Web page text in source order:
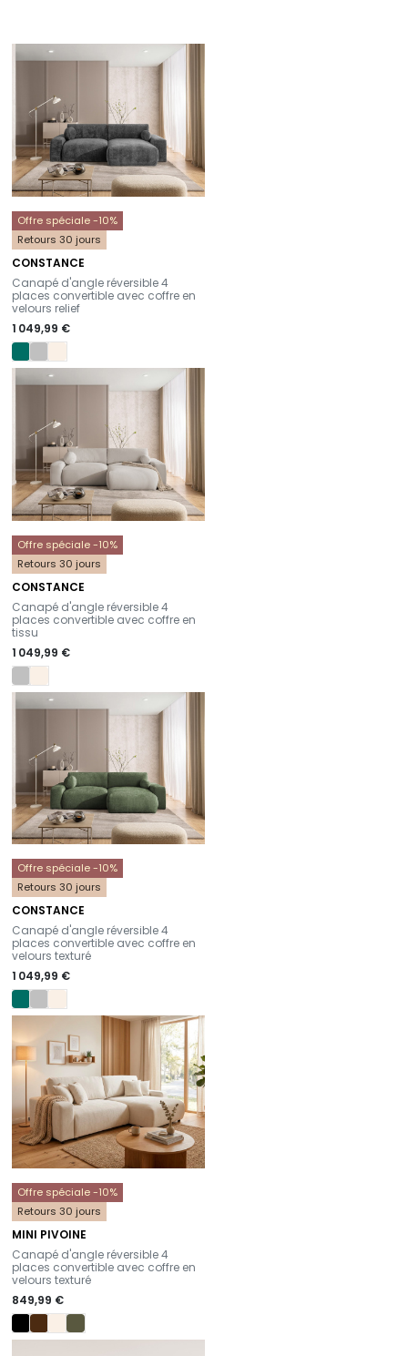
Offre spéciale -10%
Retours 30 jours
CONSTANCE
-
Canapé d'angle réversible 4
places convertible avec coffre en
velours relief
1 049,99 €
Offre spéciale -10%
Retours 30 jours
CONSTANCE
-
Canapé d'angle réversible 4
places convertible avec coffre en
tissu
1 049,99 €
Offre spéciale -10%
Retours 30 jours
CONSTANCE
-
Canapé d'angle réversible 4
places convertible avec coffre en
velours texturé
1 049,99 €
Offre spéciale -10%
Retours 30 jours
MINI PIVOINE
-
Canapé d'angle réversible 4
places convertible avec coffre en
velours texturé
849,99 €